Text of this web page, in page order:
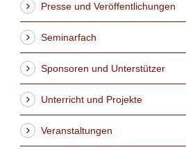
Presse und Veröffentlichungen
Seminarfach
Sponsoren und Unterstützer
Unterricht und Projekte
Veranstaltungen